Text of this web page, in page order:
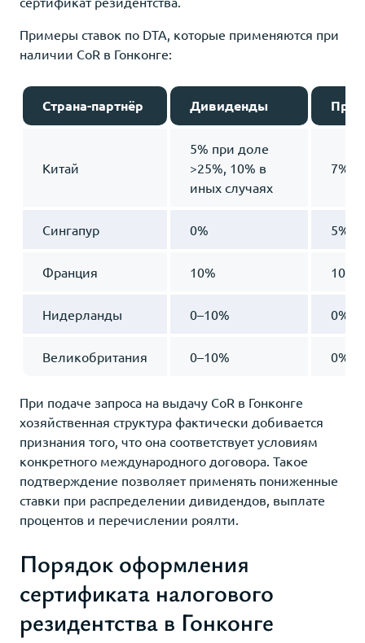
Примеры ставок по DTA, которые применяются при
наличии CoR в Гонконге:
Страна-партнёр Дивиденды
Китай
5% при доле
>25%, 10% в
иных случаях
7%
Сингапур 0% 5%
Франция 10% 10%
Нидерланды 0–10% 0%
Великобритания 0–10% 0%
При подаче запроса на выдачу CoR в Гонконге
хозяйственная структура фактически добивается
признания того, что она соответствует условиям
конкретного международного договора. Такое
подтверждение позволяет применять пониженные
ставки при распределении дивидендов, выплате
процентов и перечислении роялти.
Порядок оформления
сертификата налогового
резидентства в Гонконге